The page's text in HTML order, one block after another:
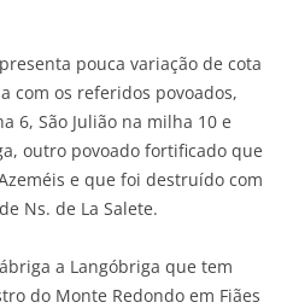
pouca variação de cota
com os referidos povoados,
6, São Julião na milha 10 e
outro povoado fortificado que
e que foi destruído com
Ns. de La Salete.
a Langóbriga que tem
do Monte Redondo em Fiães